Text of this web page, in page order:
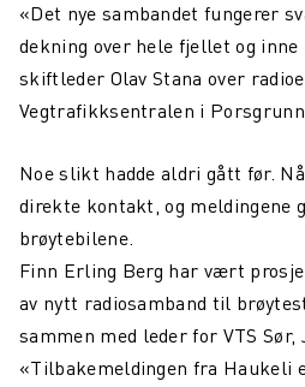
Kristiansand Brann og Redning
rulles ut til både heltids- og
TETRA i et 10-årsperspektiv – hva
Northcom News #6
Aars investerer i Northcom
Oppdatering fra Team Northcom
Northcom News #5
Northcom vant ny rammeavtale
«Det nye sambandet fungerer
dekning over hele fjellet og
skiftleder Olav Stana over
Vegtrafikksentralen i
Noe slikt hadde aldri gått før.
direkte kontakt, og meldingene
brøytebilene.
Finn Erling Berg har vært
av nytt radiosamband til
sammen med leder for VTS Sør,
«Tilbakemeldingen fra Haukeli